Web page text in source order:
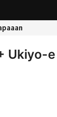
Ukiyo-